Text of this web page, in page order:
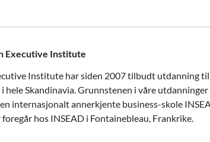
Executive Institute
Institute har siden 2007 tilbudt utdanning
hele Skandinavia. Grunnstenen i våre
internasjonalt annerkjente business-skole
hos INSEAD i Fontainebleau, Frankrike.